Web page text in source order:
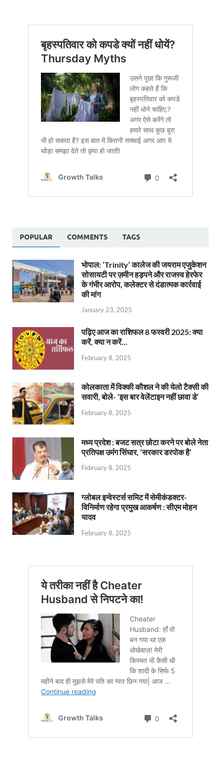
POPULAR COMMENTS TAGS
भोपाल: ‘Trinity’ कालेज की जयराम एजुकेशन
सोसायटी पर ज़मीन हड़पने और राजस्व हेरफेर
के गंभीर आरोप, कलेक्टर से दंडात्मक कार्रवाई
की मांग
January 23, 2025
पढ़िए आज का राशिफल 8 फरवरी 2025: क्या
करें, क्या न करें…
February 8, 2025
कोलकाता में विक्की कौशल ने की येलो टैक्सी की
सवारी, बोले- ‘इस बार वेलेंटाइन नहीं छावा डे’
February 8, 2025
मध्य प्रदेश : बजट सत्र छोटा करने पर बोले नेता
प्रतिपक्ष उमंग सिंघार, ‘सरकार डरपोक है’
February 8, 2025
ग्लोबल इन्वेस्टर्स समिट में सेमीकंडक्टर-
विनिर्माण रहेगा प्रमुख आकर्षण : सीएम मोहन
यादव
February 8, 2025